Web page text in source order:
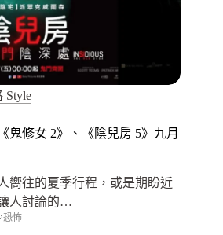
Style
鬼修女 2》、《陰兒房 5》九月
嚮往的夏季行程，或是期盼近
人討論的…
恐怖